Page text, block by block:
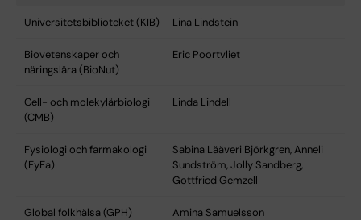
Universitetsbiblioteket (KIB) Lina Lindstein
Biovetenskaper och
näringslära (BioNut)
Eric Poortvliet
Cell- och molekylärbiologi
(CMB)
Linda Lindell
Fysiologi och farmakologi
(FyFa)
Sabina Lääveri Björkgren, Anneli
Sundström, Jolly Sandberg,
Gottfried Gemzell
Global folkhälsa (GPH) Amina Samuelsson